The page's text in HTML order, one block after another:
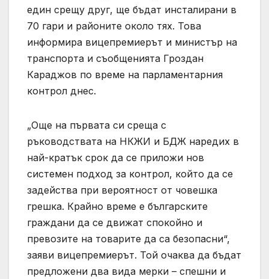
един срещу друг, ще бъдат инсталирани в
70 гари и районите около тях. Това
информира вицепремиерът и министър на
транспорта и съобщенията Гроздан
Караджов по време на парламентарния
контрол днес.
„Още на първата си среща с
ръководствата на НКЖИ и БДЖ наредих в
най-кратък срок да се приложи нов
системен подход за контрол, който да се
задейства при вероятност от човешка
грешка. Крайно време е българските
граждани да се движат спокойно и
превозите на товарите да са безопасни“,
заяви вицепремиерът. Той очаква да бъдат
предложени два вида мерки – спешни и